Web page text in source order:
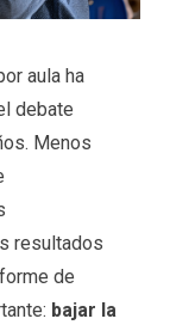
aula ha
debate
Menos
resultados
de
bajar la